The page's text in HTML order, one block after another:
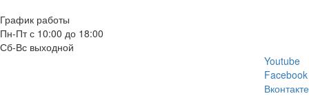
График работы
Пн-Пт с 10:00 до 18:00
Сб-Вс выходной
Youtube
Facebook
Вконтакте